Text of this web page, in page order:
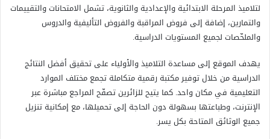
لتلاميذ المرحلة الابتدائية والإعدادية والثانوية، تشمل الامتحانات والتقييمات
والتمارين، إضافة إلى فروض المراقبة والفروض التأليفية والدروس
والملخّصات لجميع المستويات الدراسية.
يهدف الموقع إلى مساعدة التلاميذ والأولياء على تحقيق أفضل النتائج
الدراسية من خلال توفير مكتبة رقمية متكاملة تجمع مختلف الموارد
التعليمية في مكان واحد. كما يتيح للزائرين تصفّح المراجع مباشرة عبر
الإنترنت، وطباعتها بسهولة دون الحاجة إلى تحميلها، مع إمكانية تنزيل
جميع الوثائق المتاحة بكل يسر.